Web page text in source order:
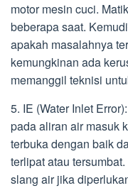
motor mesin cuci.
beberapa saat.
apakah masalahnya
kemungkinan ada
memanggil teknisi
5. IE (Water Inlet
pada aliran air masuk
terbuka dengan baik
terlipat atau
slang air jika